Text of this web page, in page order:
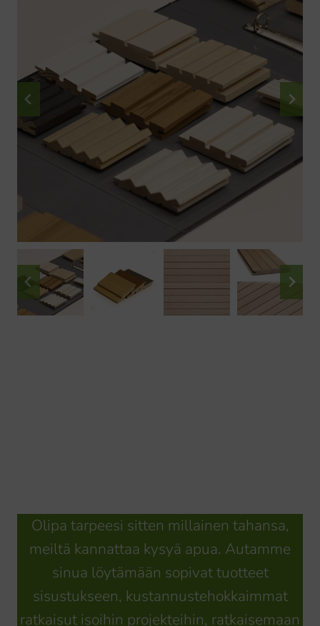
Olipa tarpeesi sitten millainen tahansa,
meiltä kannattaa kysyä apua. Autamme
sinua löytämään sopivat tuotteet
sisustukseen, kustannustehokkaimmat
ratkaisut isoihin projekteihin, ratkaisemaan